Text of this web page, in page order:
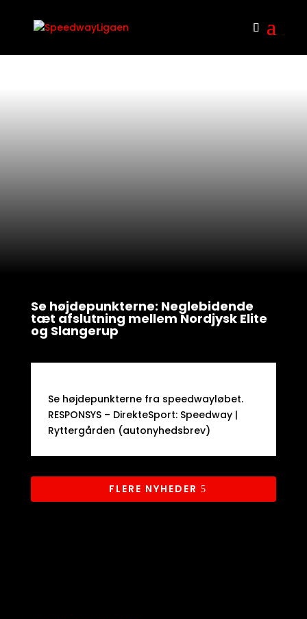
Se højdepunkterne: Neglebidende
tæt afslutning mellem Nordjysk Elite
og Slangerup
Se højdepunkterne fra speedwayløbet.​
RESPONSYS – DirekteSport: Speedway |
Ryttergården (autonyhedsbrev)
FLERE NYHEDER